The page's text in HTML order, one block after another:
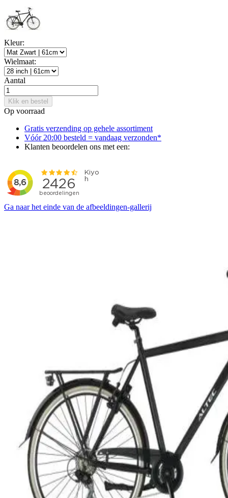
Kleur:
Wielmaat:
Aantal
Klik en bestel
Op voorraad
Gratis verzending op gehele assortiment
Vóór 20:00 besteld = vandaag verzonden*
Klanten beoordelen ons met een:
Ga naar het einde van de afbeeldingen-gallerij